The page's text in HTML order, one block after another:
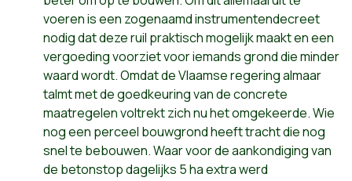
voeren is een zogenaamd instrumentendecreet
nodig dat deze ruil praktisch mogelijk maakt en een
vergoeding voorziet voor iemands grond die minder
waard wordt. Omdat de Vlaamse regering almaar
talmt met de goedkeuring van de concrete
maatregelen voltrekt zich nu het omgekeerde. Wie
nog een perceel bouwgrond heeft tracht die nog
snel te bebouwen. Waar voor de aankondiging van
de betonstop dagelijks 5 ha extra werd